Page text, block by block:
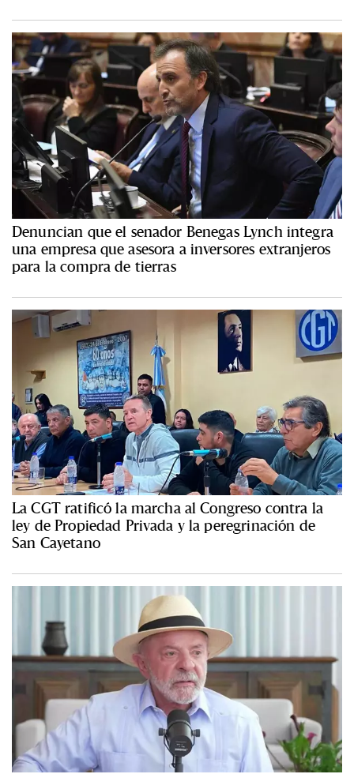
Denuncian que el senador Benegas Lynch integra
una empresa que asesora a inversores extranjeros
para la compra de tierras
La CGT ratificó la marcha al Congreso contra la
ley de Propiedad Privada y la peregrinación de
San Cayetano